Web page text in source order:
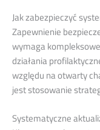
Jak zabezpieczyć
Zapewnienie
wymaga
działania
względu na otwarty
jest stosowanie
Systematyczne